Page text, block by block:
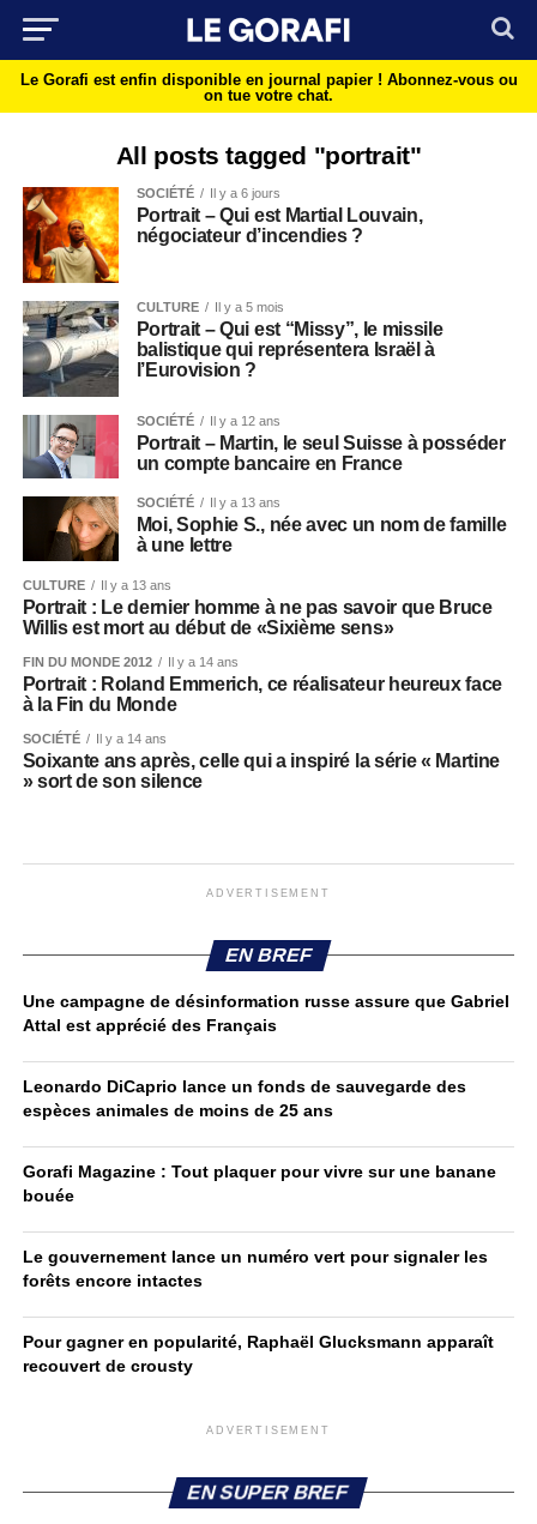
Le Gorafi est enfin disponible en journal papier ! Abonnez-vous ou
on tue votre chat.
All posts tagged "portrait"
SOCIÉTÉ Il y a 6 jours
Portrait – Qui est Martial Louvain,
négociateur d’incendies ?
CULTURE Il y a 5 mois
Portrait – Qui est “Missy”, le missile
balistique qui représentera Israël à
l’Eurovision ?
SOCIÉTÉ Il y a 12 ans
Portrait – Martin, le seul Suisse à posséder
un compte bancaire en France
SOCIÉTÉ Il y a 13 ans
Moi, Sophie S., née avec un nom de famille
à une lettre
CULTURE Il y a 13 ans
Portrait : Le dernier homme à ne pas savoir que Bruce
Willis est mort au début de «Sixième sens»
FIN DU MONDE 2012 Il y a 14 ans
Portrait : Roland Emmerich, ce réalisateur heureux face
à la Fin du Monde
SOCIÉTÉ Il y a 14 ans
Soixante ans après, celle qui a inspiré la série « Martine
» sort de son silence
ADVERTISEMENT
EN BREF
Une campagne de désinformation russe assure que Gabriel
Attal est apprécié des Français
Leonardo DiCaprio lance un fonds de sauvegarde des
espèces animales de moins de 25 ans
Gorafi Magazine : Tout plaquer pour vivre sur une banane
bouée
Le gouvernement lance un numéro vert pour signaler les
forêts encore intactes
Pour gagner en popularité, Raphaël Glucksmann apparaît
recouvert de crousty
ADVERTISEMENT
EN SUPER BREF